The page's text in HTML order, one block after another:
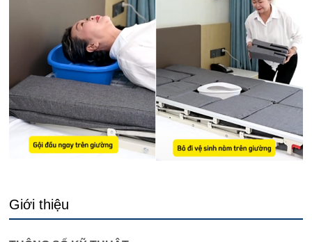
Giới thiệu